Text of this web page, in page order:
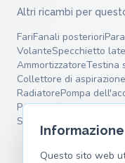
Altri ricambi per
FariFanali posteriori
VolanteSpecchietto
AmmortizzatoreTestina
Collettore di aspirazione
RadiatorePompa
Pastiglie frenoPinza
Silenziatore intermedio
Informazione
Questo sito web